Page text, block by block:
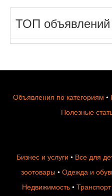
ТОП объявлений
Объявления по категориям •
Полезные
Бизнес и услуги • Все для
зоотовары • Одежда и
Недвижимость• Транспорт